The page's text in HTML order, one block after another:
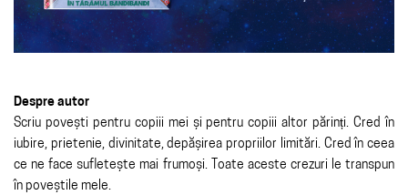
Despre autor
Scriu povești pentru copiii mei și pentru copiii altor părinți. Cred în
iubire, prietenie, divinitate, depășirea propriilor limitări. Cred în ceea
ce ne face sufletește mai frumoși. Toate aceste crezuri le transpun
în poveștile mele.